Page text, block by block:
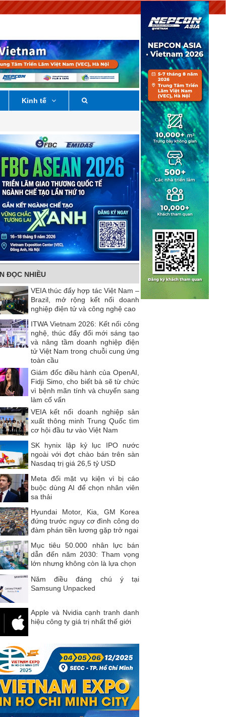
Kinh tế
ĐỌC NHIỀU
VEIA thúc đẩy hợp tác Việt Nam –
Brazil, mở rộng kết nối doanh
nghiệp điện tử và công nghệ cao
ITWA Vietnam 2026: Kết nối công
nghệ, thúc đẩy đổi mới sáng tạo
và nâng tầm doanh nghiệp điện
tử Việt Nam trong chuỗi cung ứng
toàn cầu
Giám đốc điều hành của OpenAI,
Fidji Simo, cho biết bà sẽ từ chức
vì bệnh mãn tính và chuyển sang
làm cố vấn
VEIA kết nối doanh nghiệp sản
xuất thông minh Trung Quốc tìm
cơ hội đầu tư vào Việt Nam
SK hynix lập kỷ lục IPO nước
ngoài với đợt chào bán trên sàn
Nasdaq trị giá 26,5 tỷ USD
Meta đối mặt vụ kiện vì bị cáo
buộc dùng AI để chọn nhân viên
sa thải
Hyundai Motor, Kia, GM Korea
đứng trước nguy cơ đình công do
đàm phán tiền lương gặp trở ngại
Mục tiêu 50.000 nhân lực bán
dẫn đến năm 2030: Tham vọng
lớn nhưng không còn là lựa chọn
Năm điều đáng chú ý tại
Samsung Unpacked
Apple và Nvidia cạnh tranh danh
hiệu công ty giá trị nhất thế giới